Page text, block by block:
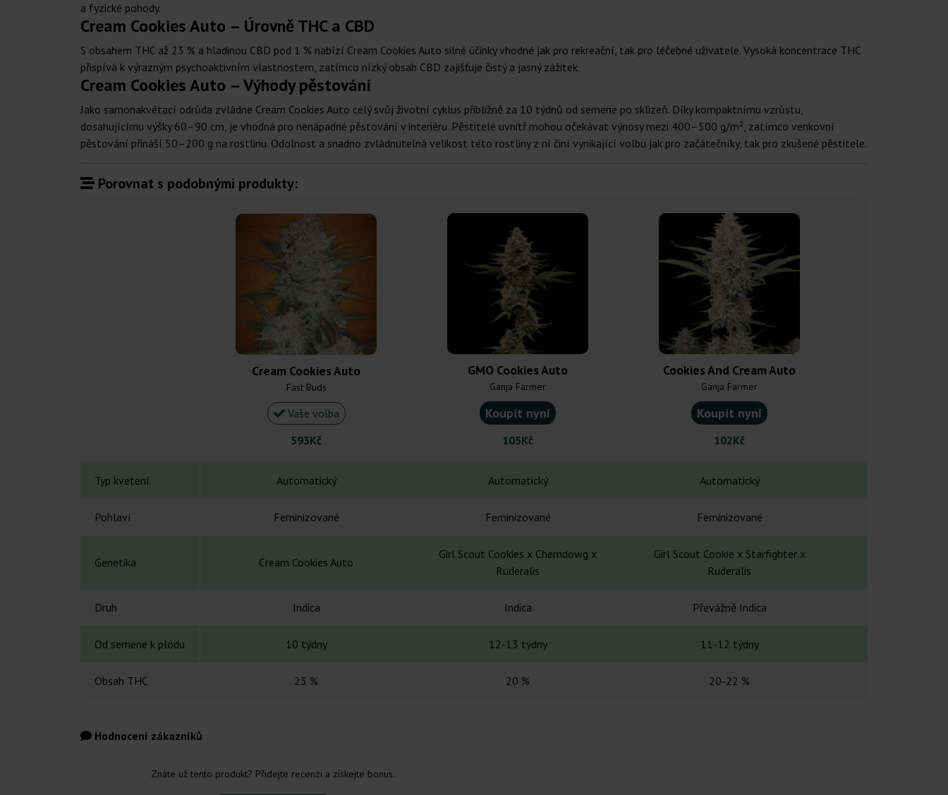
a fyzické pohody.
Cream Cookies Auto – Úrovně THC a CBD
S obsahem THC až 23 % a hladinou CBD pod 1 % nabízí Cream Cookies Auto silné účinky vhodné jak pro rekreační, tak pro léčebné uživatele. Vysoká koncentrace THC
přispívá k výrazným psychoaktivním vlastnostem, zatímco nízký obsah CBD zajišťuje čistý a jasný zážitek.
Cream Cookies Auto – Výhody pěstování
Jako samonakvétací odrůda zvládne Cream Cookies Auto celý svůj životní cyklus přibližně za 10 týdnů od semene po sklizeň. Díky kompaktnímu vzrůstu,
dosahujícímu výšky 60–90 cm, je vhodná pro nenápadné pěstování v interiéru. Pěstitelé uvnitř mohou očekávat výnosy mezi 400–500 g/m², zatímco venkovní
pěstování přináší 50–200 g na rostlinu. Odolnost a snadno zvládnutelná velikost této rostliny z ní činí vynikající volbu jak pro začátečníky, tak pro zkušené pěstitele.
Porovnat s podobnými produkty:
Cream Cookies Auto
Fast Buds
Vaše volba
593Kč
GMO Cookies Auto
Ganja Farmer
Koupit nyní
105Kč
Cookies And Cream Auto
Ganja Farmer
Koupit nyní
102Kč
Typ kvetení Automatický Automatický Automatický
Pohlaví Feminizované Feminizované Feminizované
Genetika Cream Cookies Auto
Girl Scout Cookies x Chemdowg x
Ruderalis
Girl Scout Cookie x Starfighter x
Ruderalis
Druh Indica Indica Převážně Indica
Od semene k plodu 10 týdny 12-13 týdny 11-12 týdny
Obsah THC 23 % 20 % 20-22 %
Hodnocení zákazníků
Znáte už tento produkt? Přidejte recenzi a získejte bonus.